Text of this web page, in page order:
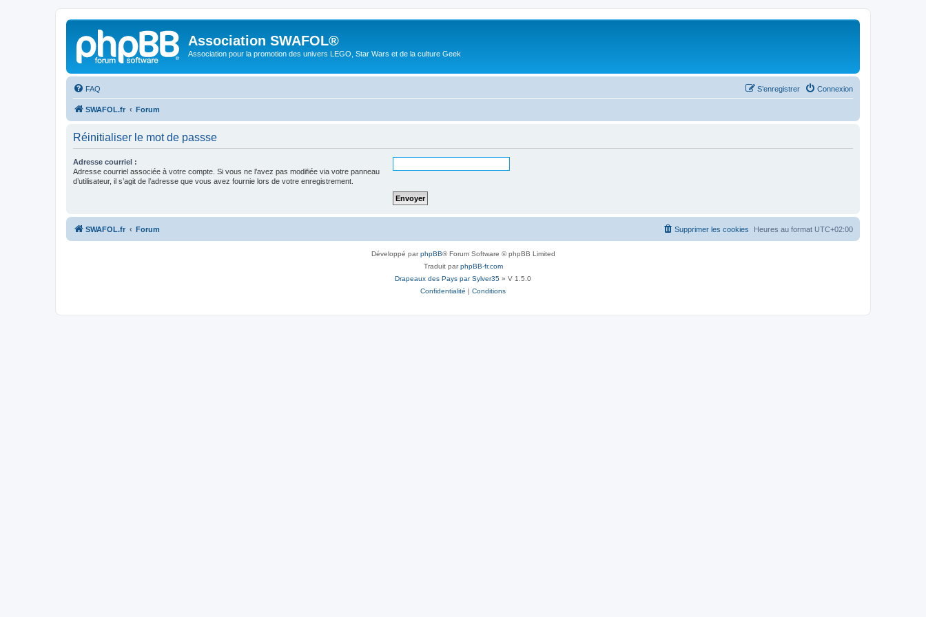
Association SWAFOL®
Association pour la promotion des univers LEGO, Star Wars et de la culture Geek
FAQ Connexion
S’enregistrer
SWAFOL.fr Forum
Réinitialiser le mot de passse
Adresse courriel :
Adresse courriel associée à votre compte. Si vous ne l’avez pas modifiée via votre panneau
d’utilisateur, il s’agit de l’adresse que vous avez fournie lors de votre enregistrement.
SWAFOL.fr Forum Heures au format UTC+02:00
Supprimer les cookies
Développé parphpBB® Forum Software © phpBB Limited
Traduit parphpBB-fr.com
Drapeaux des Pays par Sylver35 » V 1.5.0
Confidentialité | Conditions